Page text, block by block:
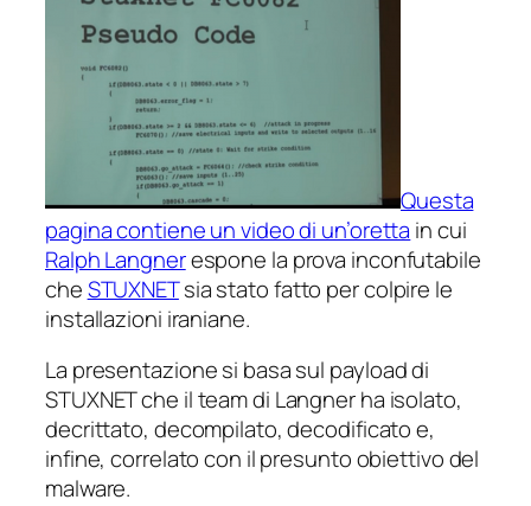
Questa
pagina contiene un video di un’oretta in cui
Ralph Langnerespone la prova inconfutabile
cheSTUXNETsia stato fatto per colpire le
installazioni iraniane.
La presentazione si basa sul payloaddi
STUXNET che il team di Langner ha isolato,
decrittato, decompilato, decodificato e,
infine, correlato con il presunto obiettivo del
malware.